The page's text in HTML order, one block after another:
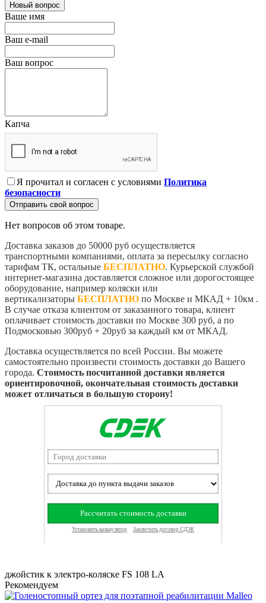
Новый вопрос
Ваше имя
Ваш e-mail
Ваш вопрос
Капча
Я прочитал и согласен с условиями Политика
безопасности
Отправить свой вопрос
Нет вопросов об этом товаре.
Доставка заказов до 50000 руб осуществляется
транспортными компаниями, оплата за пересылку согласно
тарифам ТК, остальные БЕСПЛАТНО. Курьерской службой
интернет-магазина доставляется сложное или дорогостоящее
оборудование, например коляски или
вертикализаторы БЕСПЛАТНО по Москве и МКАД + 10км .
В случае отказа клиентом от заказанного товара, клиент
оплачивает стоимость доставки по Москве 300 руб, а по
Подмосковью 300руб + 20руб за каждый км от МКАД.
Доставка осуществляется по всей России. Вы можете
самостоятельно произвести стоимость доставки до Вашего
города. Стоимость посчитанной доставки является
ориентировочной, окончательная стоимость доставки
может отличаться в большую сторону!
джойстик к электро-коляске FS 108 LA
Рекомендуем